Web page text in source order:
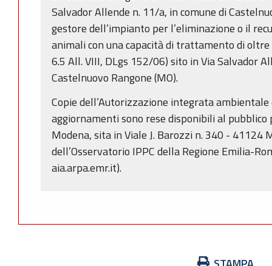
Salvador Allende n. 11/a, in comune di
gestore dell’impianto per l’eliminazione o il
animali con una capacità di trattamento di
6.5 All. VIII, DLgs 152/06) sito in Via Salvador
Castelnuovo Rangone (MO).
Copie dell’Autorizzazione integrata
aggiornamenti sono rese disponibili al pubblico
Modena, sita in Viale J. Barozzi n. 340 - 41124
dell’Osservatorio IPPC della Regione Emilia-
aia.arpa.emr.it).